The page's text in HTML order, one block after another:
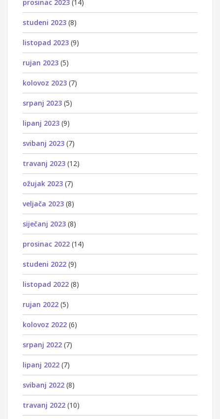
prosinac 2023 (14)
studeni 2023 (8)
listopad 2023 (9)
rujan 2023 (5)
kolovoz 2023 (7)
srpanj 2023 (5)
lipanj 2023 (9)
svibanj 2023 (7)
travanj 2023 (12)
ožujak 2023 (7)
veljača 2023 (8)
siječanj 2023 (8)
prosinac 2022 (14)
studeni 2022 (9)
listopad 2022 (8)
rujan 2022 (5)
kolovoz 2022 (6)
srpanj 2022 (7)
lipanj 2022 (7)
svibanj 2022 (8)
travanj 2022 (10)